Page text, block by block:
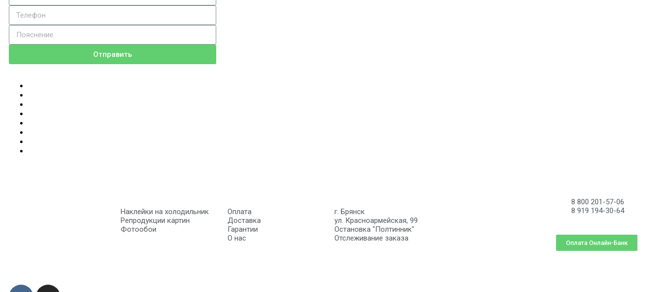
Отправить
Наклейки на холодильник
Репродукции картин
Фотообои
Оплата
Доставка
Гарантии
О нас
г. Брянск
ул. Красноармейская, 99
Остановка "Полтинник"
Отслеживание заказа
8 800 201-57-06
8 919 194-30-64
Оплата Онлайн-Банк